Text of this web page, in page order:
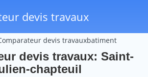
devis travaux
devis travauxbatiment
devis travaux: Saint-
chapteuil